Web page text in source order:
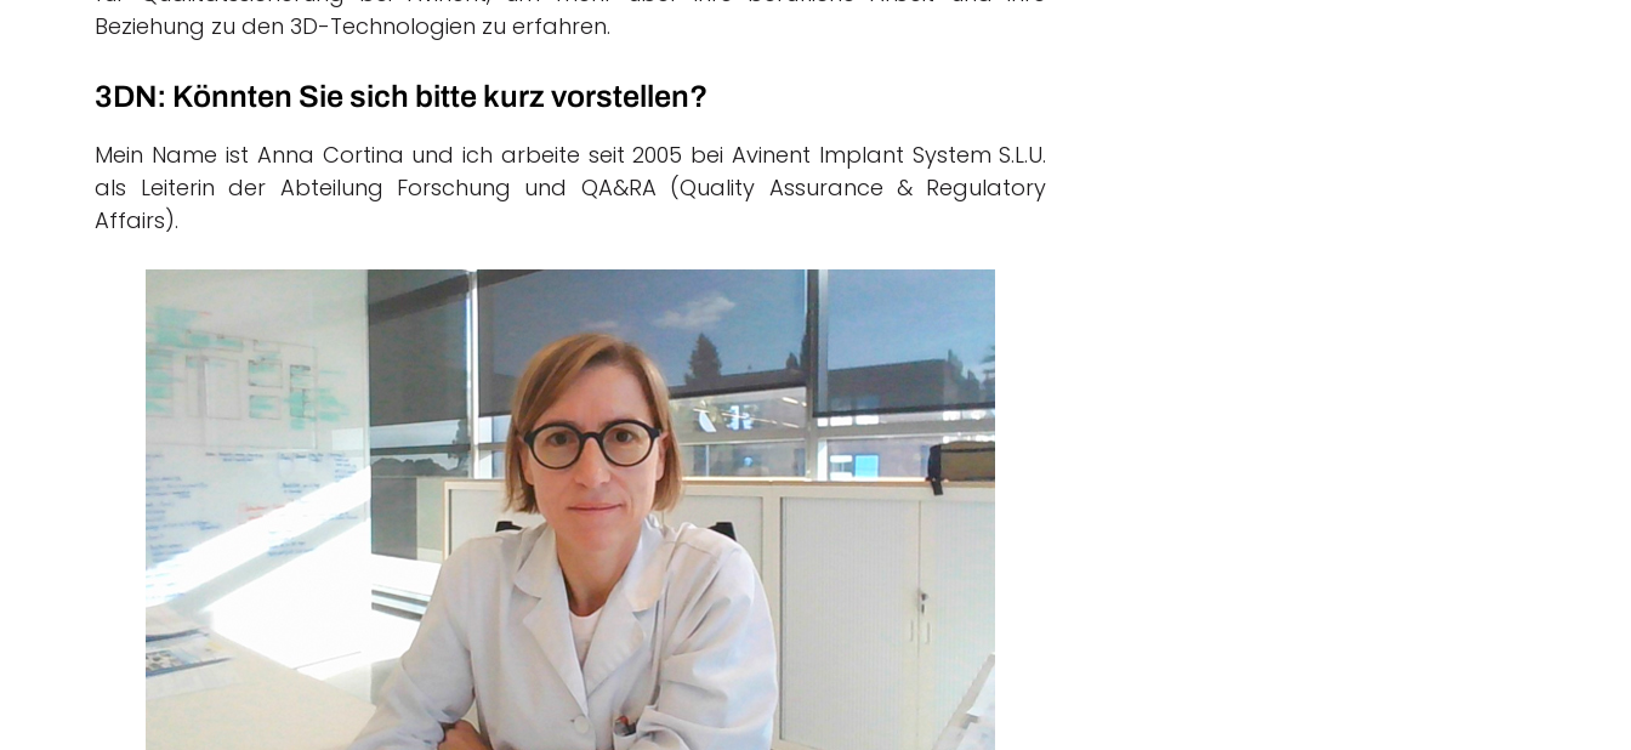
Beziehung zu den 3D-Technologien zu erfahren.
3DN: Könnten Sie sich bitte kurz vorstellen?
Mein Name ist Anna Cortina und ich arbeite seit 2005 bei Avinent Implant System S.L.U.
als Leiterin der Abteilung Forschung und QA&RA (Quality Assurance & Regulatory
Affairs).